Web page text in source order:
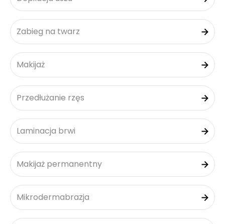
Zabieg na twarz
Makijaż
Przedłużanie rzęs
Laminacja brwi
Makijaż permanentny
Mikrodermabrazja